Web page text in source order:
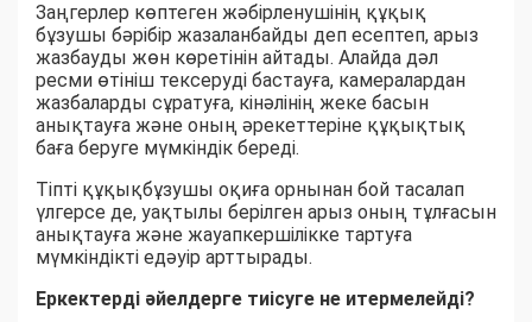
Заңгерлер көптеген жәбірленушінің құқық
бұзушы бәрібір жазаланбайды деп есептеп, арыз
жазбауды жөн көретінін айтады. Алайда дәл
ресми өтініш тексеруді бастауға, камералардан
жазбаларды сұратуға, кінәлінің жеке басын
анықтауға және оның әрекеттеріне құқықтық
баға беруге мүмкіндік береді.
Тіпті құқықбұзушы оқиға орнынан бой тасалап
үлгерсе де, уақтылы берілген арыз оның тұлғасын
анықтауға және жауапкершілікке тартуға
мүмкіндікті едәуір арттырады.
Еркектерді әйелдерге тиісуге не итермелейді?